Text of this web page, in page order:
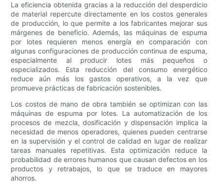
La eficiencia obtenida gracias a la reducción del desperdicio
de material repercute directamente en los costos generales
de producción, lo que permite a los fabricantes mejorar sus
márgenes de beneficio. Además, las máquinas de espuma
por lotes requieren menos energía en comparación con
algunas configuraciones de producción continua de espuma,
especialmente al producir lotes más pequeños o
especializados. Esta reducción del consumo energético
reduce aún más los gastos operativos, a la vez que
promueve prácticas de fabricación sostenibles.
Los costos de mano de obra también se optimizan con las
máquinas de espuma por lotes. La automatización de los
procesos de mezcla, dosificación y dispensación implica la
necesidad de menos operadores, quienes pueden centrarse
en la supervisión y el control de calidad en lugar de realizar
tareas manuales repetitivas. Esta optimización reduce la
probabilidad de errores humanos que causan defectos en los
productos y retrabajos, lo que se traduce en mayores
ahorros.